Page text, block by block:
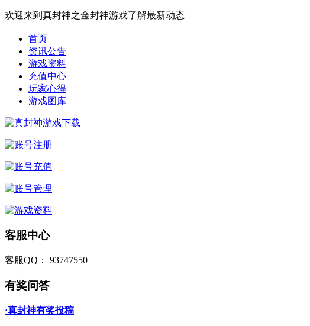
欢迎来到真封神之金封神游戏了解最新动态
首页
资讯公告
游戏资料
充值中心
玩家心得
游戏图库
客服中心
客服QQ： 93747550
有奖问答
·真封神有奖投稿